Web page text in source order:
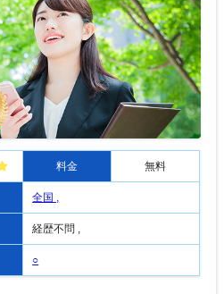
料金 無料
全国 ,
経歴不問 ,
○